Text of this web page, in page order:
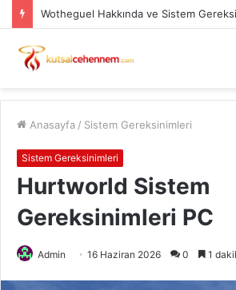
Wotheguel Hakkında ve Sistem
Anasayfa / Sistem Gereksinimleri
Sistem Gereksinimleri
Hurtworld Sistem
Gereksinimleri PC
Admin 16 Haziran 2026 0 1